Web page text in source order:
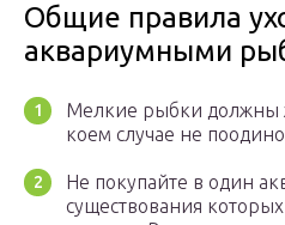
Общие правила
аквариумными
Мелкие рыбки должны
коем случае не
Не покупайте в один
существования